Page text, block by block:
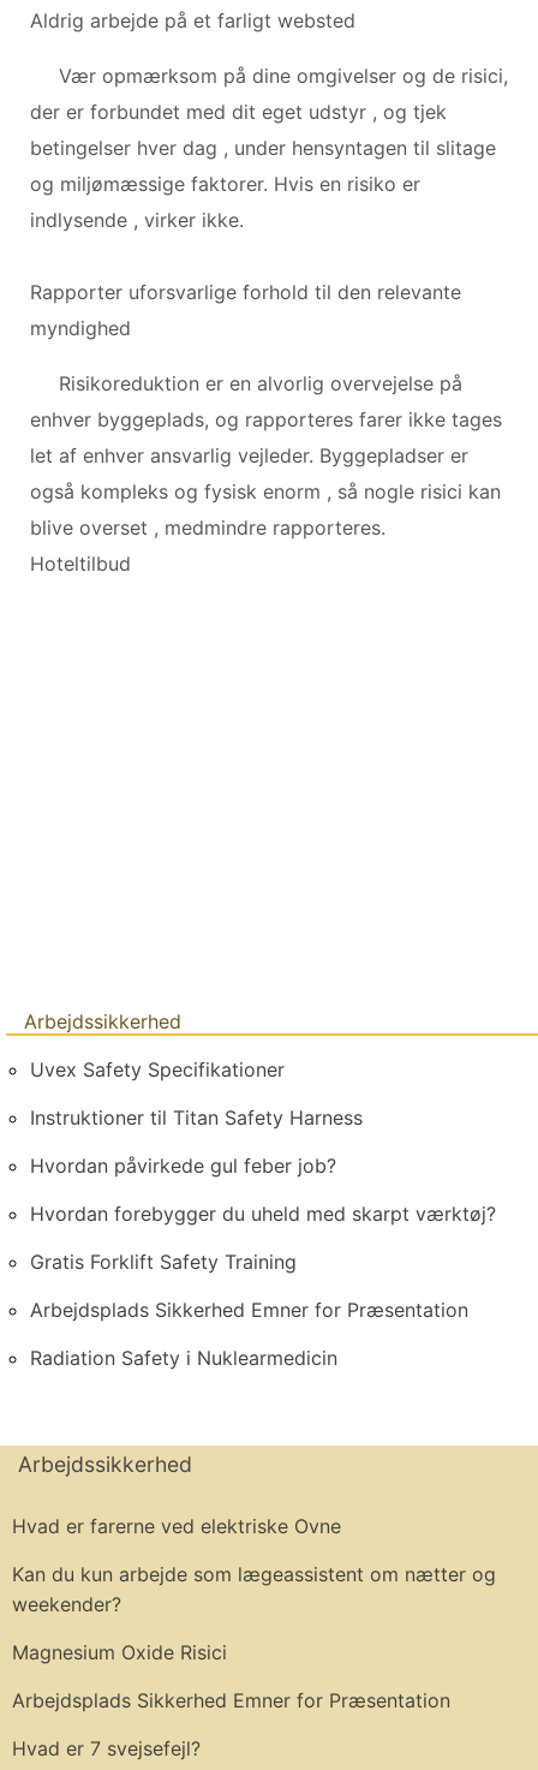
Aldrig arbejde på et farligt websted
Vær opmærksom på dine omgivelser og de risici,
der er forbundet med dit eget udstyr , og tjek
betingelser hver dag , under hensyntagen til slitage
og miljømæssige faktorer. Hvis en risiko er
indlysende , virker ikke.
Rapporter uforsvarlige forhold til den relevante
myndighed
Risikoreduktion er en alvorlig overvejelse på
enhver byggeplads, og rapporteres farer ikke tages
let af enhver ansvarlig vejleder. Byggepladser er
også kompleks og fysisk enorm , så nogle risici kan
blive overset , medmindre rapporteres.
Hoteltilbud
Arbejdssikkerhed
Uvex Safety Specifikationer
Instruktioner til Titan Safety Harness
Hvordan påvirkede gul feber job?
Hvordan forebygger du uheld med skarpt værktøj?
Gratis Forklift Safety Training
Arbejdsplads Sikkerhed Emner for Præsentation
Radiation Safety i Nuklearmedicin
Arbejdssikkerhed
Hvad er farerne ved elektriske Ovne
Kan du kun arbejde som lægeassistent om nætter og
weekender?
Magnesium Oxide Risici
Arbejdsplads Sikkerhed Emner for Præsentation
Hvad er 7 svejsefejl?